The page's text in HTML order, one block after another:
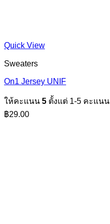
Quick View
Sweaters
On1 Jersey UNIF
ให้คะแนน 5 ตั้งแต่ 1-5 คะแนน
฿29.00